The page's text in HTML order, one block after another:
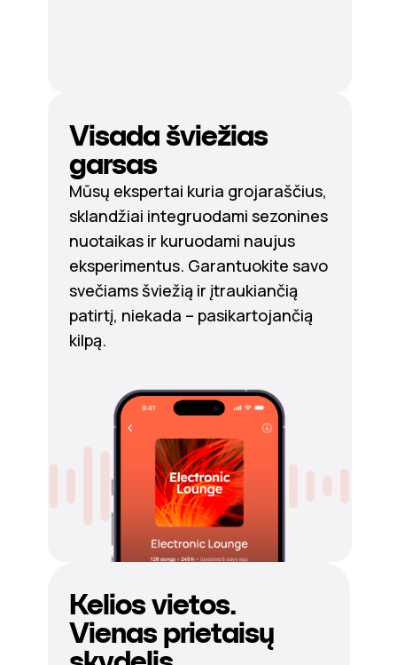
Visada šviežias
garsas
Mūsų ekspertai kuria grojaraščius,
sklandžiai integruodami sezonines
nuotaikas ir kuruodami naujus
eksperimentus. Garantuokite savo
svečiams šviežią ir įtraukiančią
patirtį, niekada – pasikartojančią
kilpą.
Kelios vietos.
Vienas prietaisų